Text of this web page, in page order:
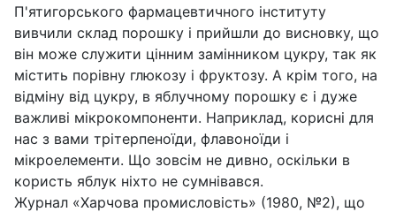
П'ятигорського фармацевтичного інституту
вивчили склад порошку і прийшли до висновку, що
він може служити цінним замінником цукру, так як
містить порівну глюкозу і фруктозу. А крім того, на
відміну від цукру, в яблучному порошку є і дуже
важливі мікрокомпоненти. Наприклад, корисні для
нас з вами трітерпеноїди, флавоноїди і
мікроелементи. Що зовсім не дивно, оскільки в
користь яблук ніхто не сумнівався.
Журнал «Харчова промисловість» (1980, №2), що